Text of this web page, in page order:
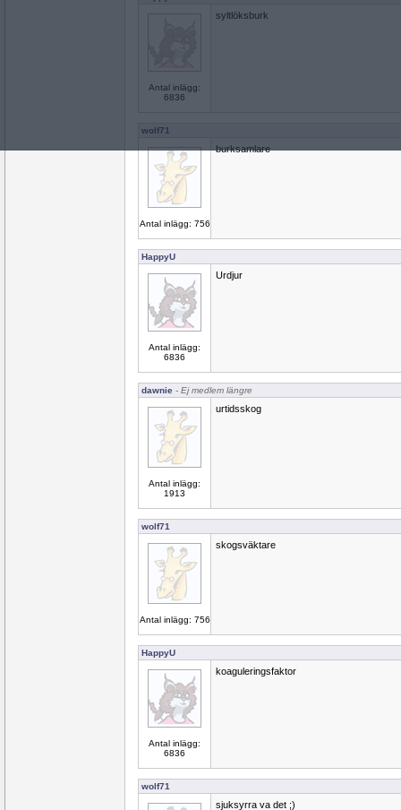
Antal inlägg:
6836
syltlöksburk
wolf71
Antal inlägg: 756
burksamlare
HappyU
Antal inlägg:
6836
Urdjur
dawnie - Ej medlem längre
Antal inlägg:
1913
urtidsskog
wolf71
Antal inlägg: 756
skogsväktare
HappyU
Antal inlägg:
6836
koaguleringsfaktor
wolf71
sjuksyrra va det ;)